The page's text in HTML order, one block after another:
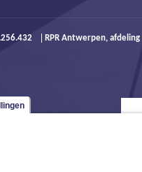
RPR Antwerpen,